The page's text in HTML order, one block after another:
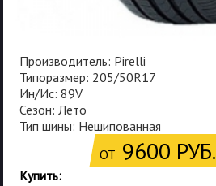
Производитель: Pirelli
Типоразмер: 205/50R17
Ин/Ис: 89V
Сезон: Лето
Тип шины: Нешипованная
ОТ 9600 РУБ.
Купить: